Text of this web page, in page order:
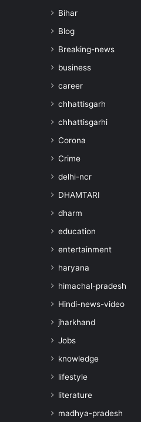
Bihar
Blog
Breaking-news
business
career
chhattisgarh
chhattisgarhi
Corona
Crime
delhi-ncr
DHAMTARI
dharm
education
entertainment
haryana
himachal-pradesh
Hindi-news-video
jharkhand
Jobs
knowledge
lifestyle
literature
madhya-pradesh